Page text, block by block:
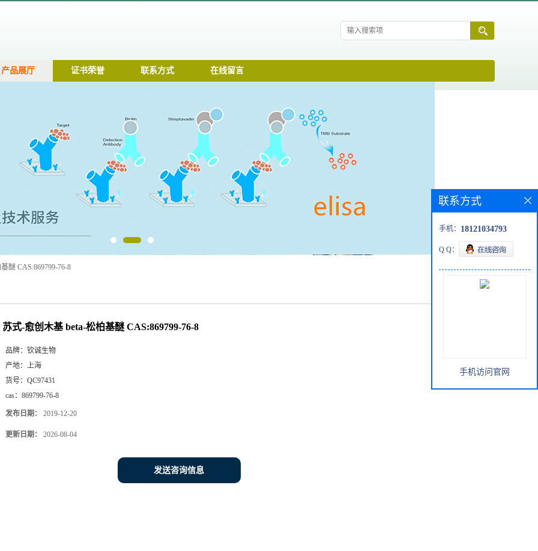
产品展厅 证书荣誉 联系方式 在线留言
醚 CAS:869799-76-8
苏式-愈创木基 beta-松柏基醚 CAS:869799-76-8
品牌： 钦诚生物
产地： 上海
货号： QC97431
cas： 869799-76-8
发布日期： 2019-12-20
更新日期： 2026-08-04
发送咨询信息
联系方式
手机： 18121034793
Q Q：
手机访问官网